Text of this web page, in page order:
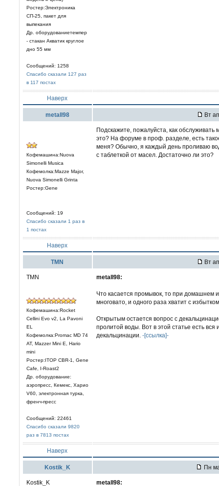
Ростер:Электроника
СП-25, пакет для
выпекания
Др. оборудованиетемпер
- стакан Акватик круглое
дно 55 мм
Сообщений: 1258
Спасибо сказали 127 раз
в 117 постах
Наверх
metall98 Вт
Кофемашина:Nuova
Simonelli Musica
Кофемолка:Mazze Major,
Nuova Simonelli Grinta
Ростер:Gene
Сообщений: 19
Спасибо сказали 1 раз в
1 постах
Подскажите, пожалуйста, как
это? На форуме в проф. разделе, есть
меня? Обычно, я каждый день проливаю
с таблеткой от масел. Достаточно ли это?
Наверх
TMN Вт
TMN
Кофемашина:Rocket
Cellini Evo v2, La Pavoni
EL
Кофемолка:Promac MD 74
AT, Mazzer Mini E, Hario
mini
Ростер:ITOP CBR-1, Gene
Cafe, I-Roast2
Др. оборудование:
аэропресс, Кемекс, Харио
V60, электронная турка,
френч-пресс
Сообщений: 22461
Спасибо сказали 9820
раз в 7813 постах
metall98:
Что касается промывок, то при домашнем
многовато, и одного раза хватит с
Открытым остается вопрос с
пролитой воды. Вот в этой статье есть
декальцинации. -[ссылка]-
Наверх
Kostik_K Пн
Kostik_K
metall98: